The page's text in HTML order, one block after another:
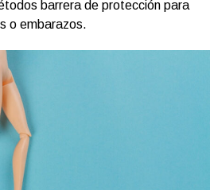
barrera de protección para
o embarazos.